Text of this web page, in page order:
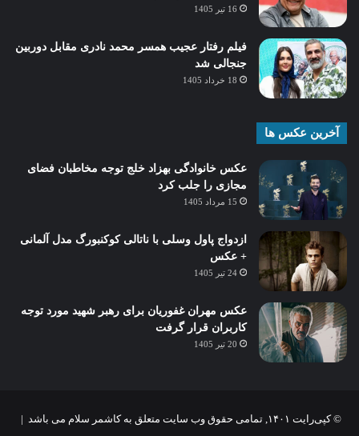
16 تیر 1405
فیلم رفتار عجیب همسر محمد نادری مقابل دوربین
جنجالی شد
18 خرداد 1405
آخرین عکس ها
عکس خانوادگی بهزاد خلج توجه مخاطبان فضای
مجازی را جلب کرد
15 مرداد 1405
ازدواج پاول وسلی با ناتالی کوکنبورگ مدل آلمانی
+ عکس
24 تیر 1405
عکس مهران غفوریان برای رهبر شهید مورد توجه
کاربران قرار گرفت
20 تیر 1405
© کپی‌رایت ۱۴۰۱, تمامی حقوق وب سایت متعلق به کاشمر سلام می باشد |